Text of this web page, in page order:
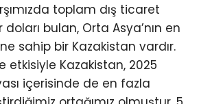
toplam dış ticaret
bulan, Orta Asya’nın en
sahip bir Kazakistan vardır.
etkisiyle Kazakistan, 2025
içerisinde de en fazla